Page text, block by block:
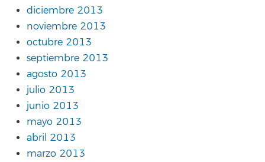
diciembre 2013
noviembre 2013
octubre 2013
septiembre 2013
agosto 2013
julio 2013
junio 2013
mayo 2013
abril 2013
marzo 2013